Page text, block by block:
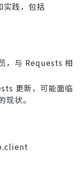
实践，包括
，与 Requests 相
更新，可能面临
状。